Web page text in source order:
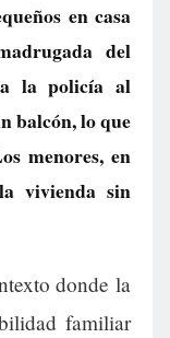
en casa
del
a la policía al
balcón, lo que
menores, en
vivienda sin
donde la
familiar